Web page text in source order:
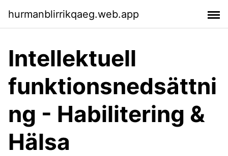
hurmanblirrikqaeg.web.app
Intellektuell
funktionsnedsättni
ng - Habilitering &
Hälsa